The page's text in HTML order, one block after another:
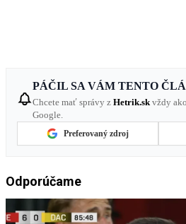
PÁČIL SA VÁM TENTO
Chcete mať správy z Hetrik.skvždy
Google.
Preferovaný zdroj
Odporúčame